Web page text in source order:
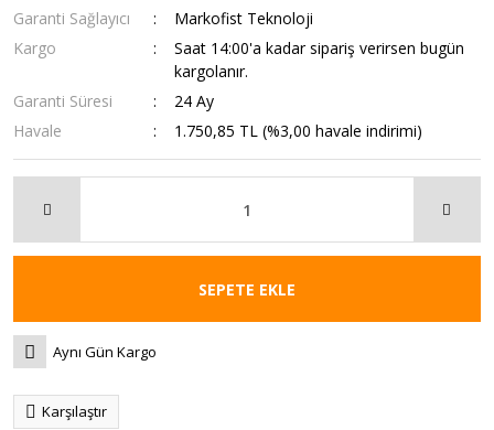
Garanti Sağlayıcı
Markofist Teknoloji
Kargo
Saat 14:00'a kadar sipariş verirsen bugün
kargolanır.
Garanti Süresi
24 Ay
Havale
1.750,85 TL (%3,00 havale indirimi)
SEPETE EKLE
Aynı Gün Kargo
Karşılaştır